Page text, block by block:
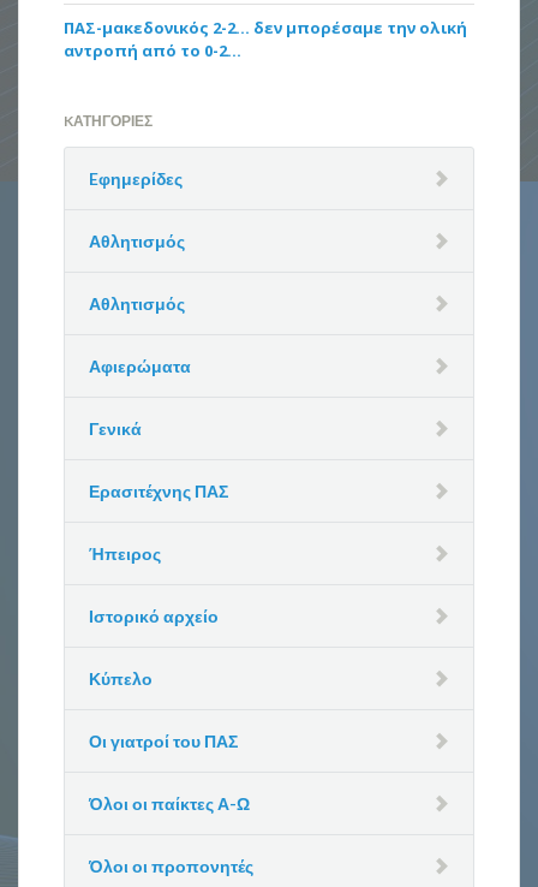
ΠΑΣ-μακεδονικός 2-2… δεν μπορέσαμε την ολική
αντροπή από το 0-2…
KΑΤΗΓΟΡΊΕΣ
Eφημερίδες
Αθλητισμός
Αθλητισμός
Αφιερώματα
Γενικά
Ερασιτέχνης ΠΑΣ
Ήπειρος
Ιστορικό αρχείο
Κύπελο
Οι γιατροί του ΠΑΣ
Όλοι οι παίκτες Α-Ω
Όλοι οι προπονητές